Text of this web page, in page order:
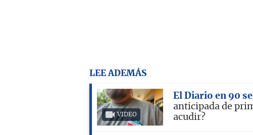
LEE ADEMÁS
VIDEO
El Diario en 90
anticipada de
acudir?